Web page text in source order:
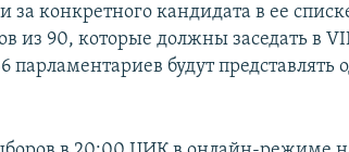
за конкретного кандидата в ее
из 90, которые должны заседать в
парламентариев будут представлять